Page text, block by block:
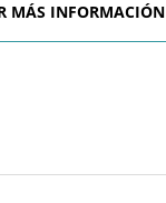
MÁS INFORMACIÓN